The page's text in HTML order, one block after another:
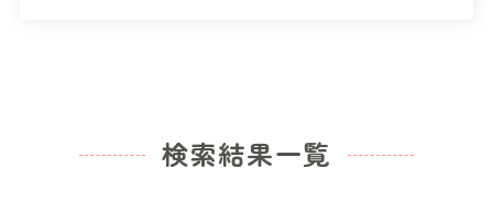
検索結果一覧